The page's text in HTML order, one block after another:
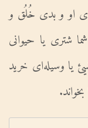
او و بدى خُلُق و
شترى یا حیوانی
یا وسیله‌ای خرید